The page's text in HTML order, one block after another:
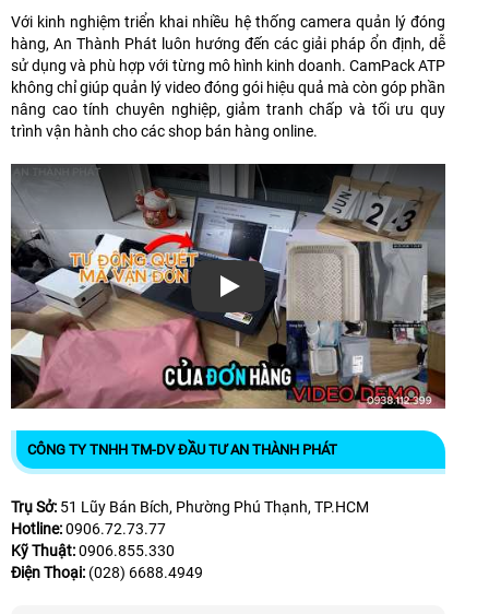
Với kinh nghiệm triển khai nhiều hệ thống camera quản lý đóng
hàng, An Thành Phát luôn hướng đến các giải pháp ổn định, dễ
sử dụng và phù hợp với từng mô hình kinh doanh. CamPack ATP
không chỉ giúp quản lý video đóng gói hiệu quả mà còn góp phần
nâng cao tính chuyên nghiệp, giảm tranh chấp và tối ưu quy
trình vận hành cho các shop bán hàng online.
Xem video
CÔNG TY TNHH TM-DV ĐẦU TƯ AN THÀNH PHÁT
Trụ Sở: 51 Lũy Bán Bích, Phường Phú Thạnh, TP.HCM
Hotline:0906.72.73.77
Kỹ Thuật:0906.855.330
Điện Thoại: (028) 6688.4949